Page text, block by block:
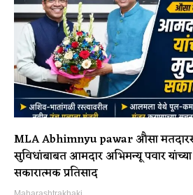
MLA Abhimnyu pawar औसा
सुविधांबाबत आमदार अभिमन्यू पवार यांच्या
सकारात्मक प्रतिसाद